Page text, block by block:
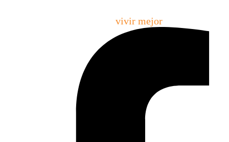
vivir mejor.